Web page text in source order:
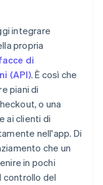
integrare
propria
di
(API). È così che
piani di
o una
ai clienti di
nell'app. Di
che un
in pochi
controllo del